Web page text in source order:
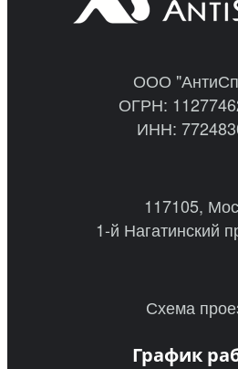
ООО
ОГРН:
ИНН:
117105,
1-й Нагатинский
Схема
График